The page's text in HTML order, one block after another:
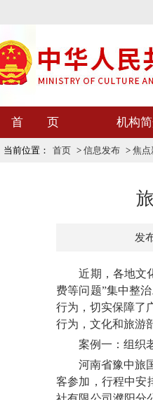
首 页 机构
当前位置： 首页 > 信息发布 > 焦点
发
近期，各地文化
费等问题”集中整
行为，切实保障了
行为，文化和旅游
案例一：组织老
河南省豫中旅国
客参加，行程中安